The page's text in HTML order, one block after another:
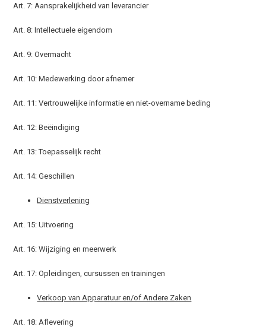
Art. 7: Aansprakelijkheid van leverancier
Art. 8: Intellectuele eigendom
Art. 9: Overmacht
Art. 10: Medewerking door afnemer
Art. 11: Vertrouwelijke informatie en niet-overname beding
Art. 12: Beëindiging
Art. 13: Toepasselijk recht
Art. 14: Geschillen
Dienstverlening
Art. 15: Uitvoering
Art. 16: Wijziging en meerwerk
Art. 17: Opleidingen, cursussen en trainingen
Verkoop van Apparatuur en/of Andere Zaken
Art. 18: Aflevering